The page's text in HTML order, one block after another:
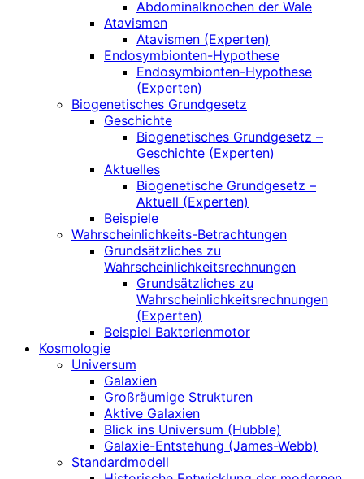
Abdominalknochen der Wale
Atavismen
Atavismen (Experten)
Endosymbionten-Hypothese
Endosymbionten-Hypothese
(Experten)
Biogenetisches Grundgesetz
Geschichte
Biogenetisches Grundgesetz –
Geschichte (Experten)
Aktuelles
Biogenetische Grundgesetz –
Aktuell (Experten)
Beispiele
Wahrscheinlichkeits-Betrachtungen
Grundsätzliches zu
Wahrscheinlichkeitsrechnungen
Grundsätzliches zu
Wahrscheinlichkeitsrechnungen
(Experten)
Beispiel Bakterienmotor
Kosmologie
Universum
Galaxien
Großräumige Strukturen
Aktive Galaxien
Blick ins Universum (Hubble)
Galaxie-Entstehung (James-Webb)
Standardmodell